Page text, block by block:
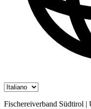
Fischereiverband Südtirol |